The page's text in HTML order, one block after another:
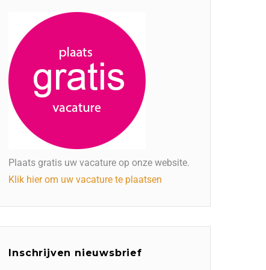
Plaats gratis uw vacature op onze website.
Klik hier om uw vacature te plaatsen
Inschrijven nieuwsbrief